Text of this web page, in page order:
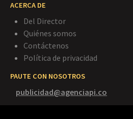
ACERCA DE
Del Director
Quiénes somos
Contáctenos
Política de privacidad
PAUTE CON NOSOTROS
publicidad@agenciapi.co